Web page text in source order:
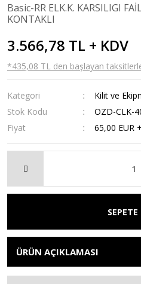
Basic-RR ELK.K. KARSILIGI
KONTAKLI
3.566,78 TL + KDV
*435,08 TL den başlayan
Kategori
Kilit ve
Stok Kodu
OZD-CLK-
Fiyat
65,00 EUR
SEPETE
ÜRÜN AÇIKLAMASI